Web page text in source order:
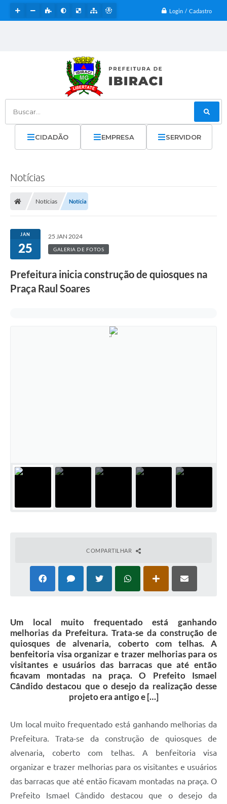
Login / Cadastro
Buscar...
CIDADÃO EMPRESA SERVIDOR
Notícias
Notícias Notícia
JAN
25
25 JAN 2024
GALERIA DE FOTOS
Prefeitura inicia construção de quiosques na
Praça Raul Soares
COMPARTILHAR
Um local muito frequentado está ganhando
melhorias da Prefeitura. Trata-se da construção de
quiosques de alvenaria, coberto com telhas. A
benfeitoria visa organizar e trazer melhorias para os
visitantes e usuários das barracas que até então
ficavam montadas na praça. O Prefeito Ismael
Cândido destacou que o desejo da realização desse
projeto era antigo e […]
Um local muito frequentado está ganhando melhorias da
Prefeitura. Trata-se da construção de quiosques de
alvenaria, coberto com telhas. A benfeitoria visa
organizar e trazer melhorias para os visitantes e usuários
das barracas que até então ficavam montadas na praça. O
Prefeito Ismael Cândido destacou que o desejo da